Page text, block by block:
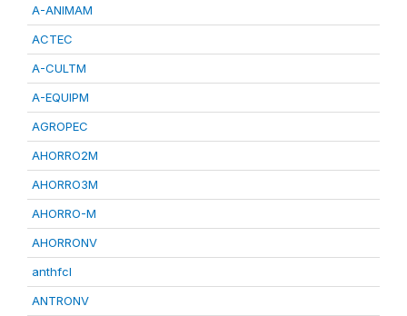
A-ANIMAM
ACTEC
A-CULTM
A-EQUIPM
AGROPEC
AHORRO2M
AHORRO3M
AHORRO-M
AHORRONV
anthfcl
ANTRONV